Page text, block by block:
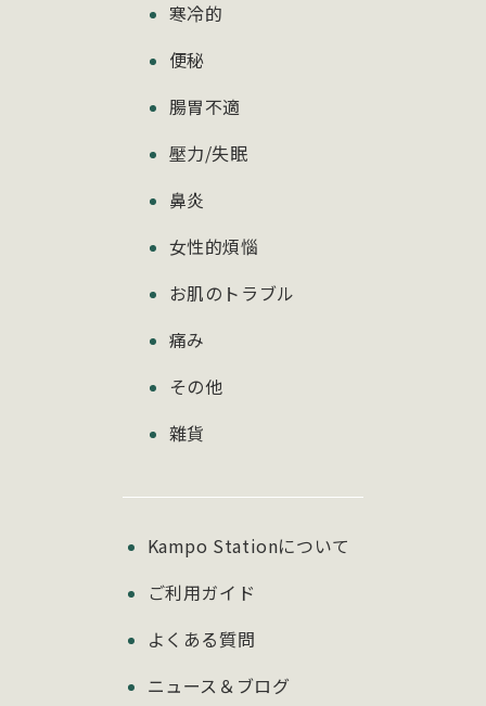
寒冷的
便秘
腸胃不適
壓力/失眠
鼻炎
女性的煩惱
お肌のトラブル
痛み
その他
雜貨
Kampo Stationについて
ご利用ガイド
よくある質問
ニュース＆ブログ